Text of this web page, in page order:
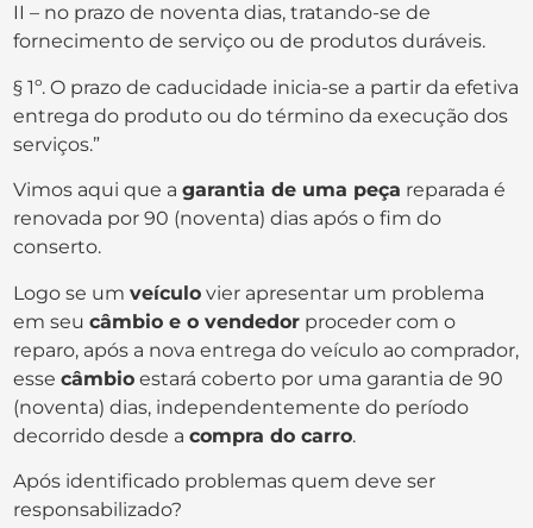
II – no prazo de noventa dias, tratando-se de
fornecimento de serviço ou de produtos duráveis.
§ 1º. O prazo de caducidade inicia-se a partir da efetiva
entrega do produto ou do término da execução dos
serviços.”
Vimos aqui que agarantia de uma peça reparada é
renovada por 90 (noventa) dias após o fim do
conserto.
Logo se umveículo vier apresentar um problema
em seucâmbio e o vendedor proceder com o
reparo, após a nova entrega do veículo ao comprador,
essecâmbio estará coberto por uma garantia de 90
(noventa) dias, independentemente do período
decorrido desde acompra do carro.
Após identificado problemas quem deve ser
responsabilizado?